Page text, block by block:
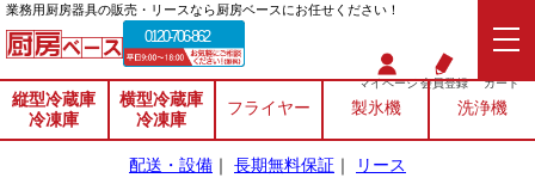
業務⽤厨房器具の販売・リースなら厨房ベースにお任せください！
0120-706-862
マイページ会員登録 カート
縦型冷蔵庫
冷凍庫
横型冷蔵庫
冷凍庫
フライヤー 製氷機 洗浄機
配送・設備 ｜ 長期無料保証 ｜ リース